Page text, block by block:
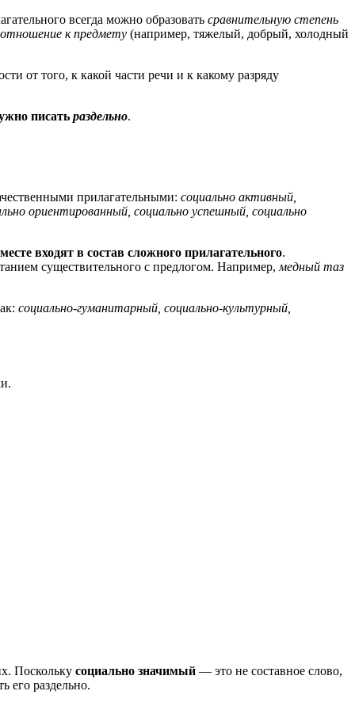
всегда можно образовать сравнительную степень
отношение к предмету (например, тяжелый, добрый, холодный
от того, к какой части речи и к какому разряду
писать раздельно.
прилагательными: социально активный,
ориентированный, социально успешный, социально
входят в состав сложного прилагательного.
существительного с предлогом. Например, медный таз
социально-гуманитарный, социально-культурный,
Поскольку социально значимый — это не составное слово,
его раздельно.